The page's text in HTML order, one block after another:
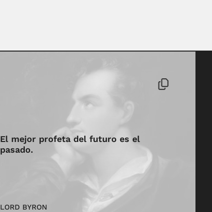
El mejor profeta del futuro es el
pasado.
LORD BYRON